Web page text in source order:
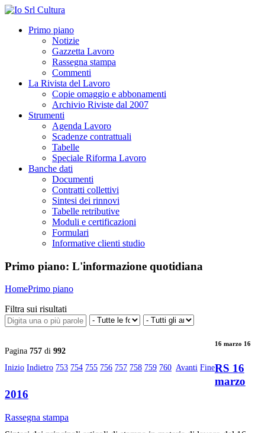
Primo piano
Notizie
Gazzetta Lavoro
Rassegna stampa
Commenti
La Rivista del Lavoro
Copie omaggio e abbonamenti
Archivio Riviste dal 2007
Strumenti
Agenda Lavoro
Scadenze contrattuali
Tabelle
Speciale Riforma Lavoro
Banche dati
Documenti
Contratti collettivi
Sintesi dei rinnovi
Tabelle retributive
Moduli e certificazioni
Formulari
Informative clienti studio
Primo piano: L'informazione quotidiana
HomePrimo piano
Filtra sui risultati
Pagina 757 di 992
Inizio Indietro 753 754 755 756 757 758 759 760 Avanti Fine
16 marzo 16
RS 16
marzo
2016
Rassegna stampa